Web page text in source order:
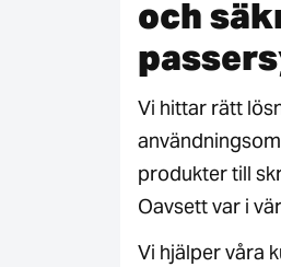
och
Vi hittar rätt
produkter till
Oavsett var i
Vi hjälper våra